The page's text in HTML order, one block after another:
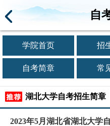
自
学院首页 招
自考简章 常
湖北大学自考招生简章
2023年5月湖北省湖北大学